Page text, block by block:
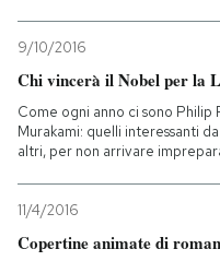
9/10/2016
Chi vincerà il Nobel per la
Come ogni anno ci sono Philip
Murakami: quelli interessanti
altri, per non arrivare
11/4/2016
Copertine animate di